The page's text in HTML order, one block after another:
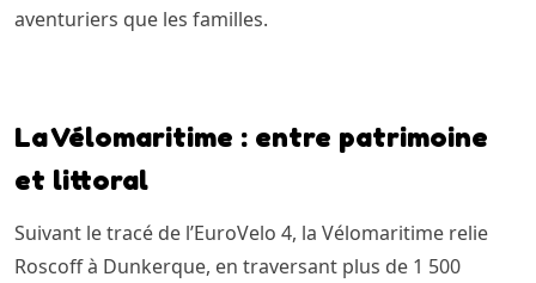
aventuriers que les familles.
La Vélomaritime : entre patrimoine
et littoral
Suivant le tracé de l’EuroVelo 4, la Vélomaritime relie
Roscoff à Dunkerque, en traversant plus de 1 500